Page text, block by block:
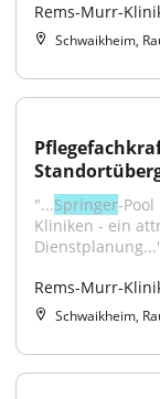
Rems-Murr-
Schwaikheim,
"...Springer-Pool
Kliniken - ein
Rems-Murr-
Schwaikheim,